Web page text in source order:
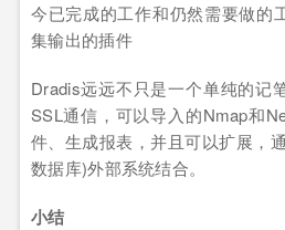
今已完成的工作和仍然需要做的
集输出的插件
Dradis远远不只是一个单纯的记
SSL通信，可以导入的Nmap和
件、生成报表，并且可以扩展，
数据库)外部系统结合。
小结